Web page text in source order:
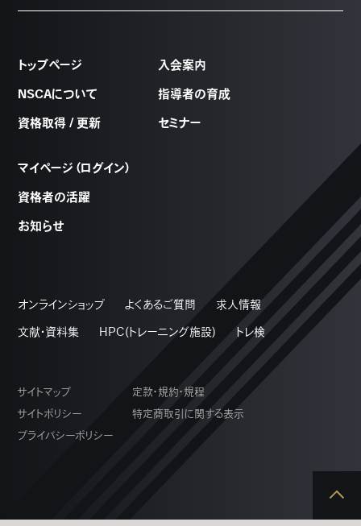
トップページ
NSCAについて
資格取得 / 更新
マイページ（ログイン）
資格者の活躍
お知らせ
入会案内
指導者の育成
セミナー
オンラインショップ よくあるご質問 求人情報
文献・資料集 HPC(トレーニング施設) トレ検
サイトマップ
サイトポリシー
プライバシーポリシー
定款・規約・規程
特定商取引に関する表示